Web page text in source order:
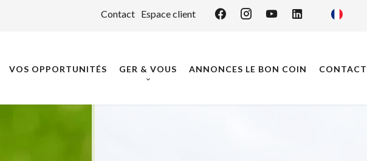
Contact Espace client
VOS OPPORTUNITÉS GER & VOUS ANNONCES LE BON COIN CONTACT